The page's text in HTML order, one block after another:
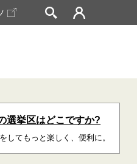
選挙区はどこですか?
してもっと楽しく、便利に。